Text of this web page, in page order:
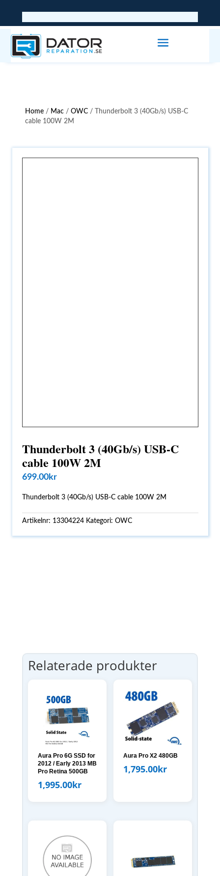
Home / Mac /OWC / Thunderbolt 3 (40Gb/s) USB-C
cable 100W 2M
Thunderbolt 3 (40Gb/s) USB-C
cable 100W 2M
699.00kr
Thunderbolt 3 (40Gb/s) USB-C cable 100W 2M
Artikelnr: 13304224 Kategori:OWC
Relaterade produkter
Aura Pro 6G SSD for
2012 / Early 2013 MB
Pro Retina 500GB
1,995.00kr
Aura Pro X2 480GB
1,795.00kr